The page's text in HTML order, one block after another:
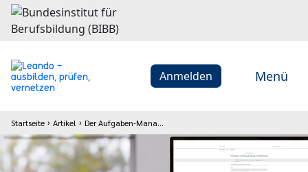
Anmelden Menü
Startseite Artikel Der Aufgaben-Manager